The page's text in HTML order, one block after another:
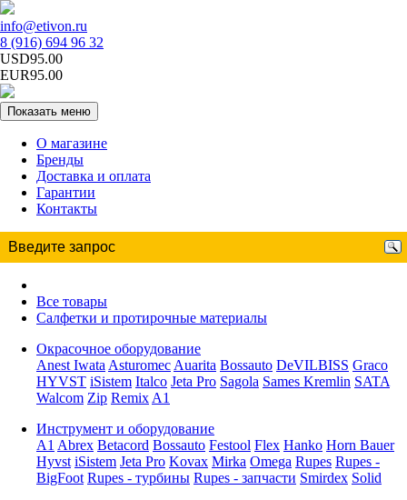
info@etivon.ru
8 (916) 694 96 32
USD95.00
EUR95.00
Показать меню
О магазине
Бренды
Доставка и оплата
Гарантии
Контакты
Все товары
Салфетки и протирочные материалы
Окрасочное оборудование
Anest Iwata Asturomec Auarita Bossauto DeVILBISS Graco
HYVST iSistem Italco Jeta Pro Sagola Sames Kremlin SATA
Walcom Zip Remix A1
Инструмент и оборудование
A1 Abrex Betacord Bossauto Festool Flex Hanko Horn Bauer
Hyvst iSistem Jeta Pro Kovax Mirka Omega Rupes Rupes -
BigFoot Rupes - турбины Rupes - запчасти Smirdex Solid